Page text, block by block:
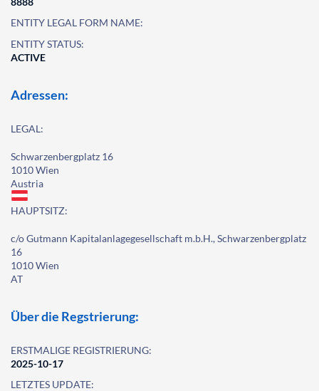
ENTITY LEGAL FORM NAME:
ENTITY STATUS:
ACTIVE
Adressen:
LEGAL:
Schwarzenbergplatz 16
1010 Wien
Austria
HAUPTSITZ:
c/o Gutmann Kapitalanlagegesellschaft m.b.H., Schwarzenbergplatz
16
1010 Wien
AT
Über die Regstrierung:
ERSTMALIGE REGISTRIERUNG:
2025-10-17
LETZTES UPDATE: